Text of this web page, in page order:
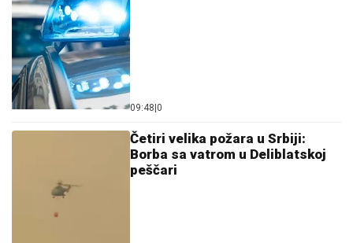
09:48|0
Četiri velika požara u Srbiji:
Borba sa vatrom u Deliblatskoj
peščari